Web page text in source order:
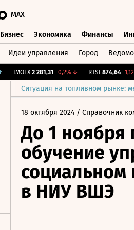
MAX
Бизнес Экономика Финансы
Идеи управления Город
IMOEX 2 281,31 -0,2%↓ RTSI 874,64 -1,12%
Ситуация на топливном рынке:
18 октября 2024 / Справочник
До 1 ноября
обучение
социальном
в НИУ ВШЭ